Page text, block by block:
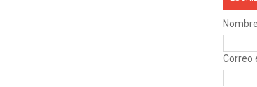
Nombre
Correo